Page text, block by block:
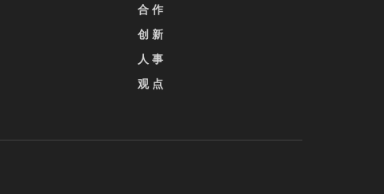
合 作
创 新
人 事
观 点